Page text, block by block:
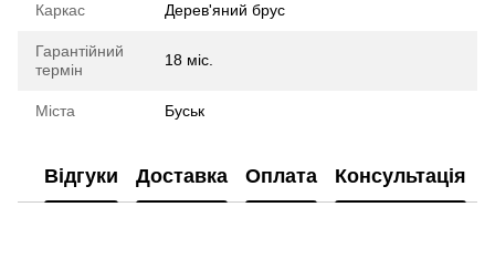
Каркас Дерев'яний брус
Гарантійний
термін
18 міс.
Міста Буськ
Відгуки Доставка Оплата Консультація